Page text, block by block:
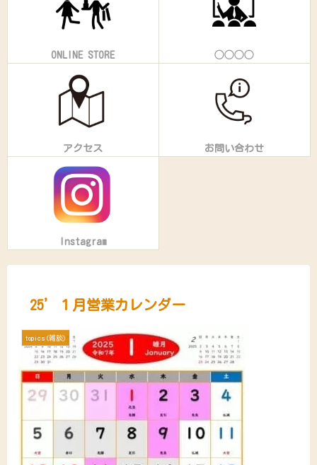
ONLINE STORE ◯◯◯◯
アクセス お問い合わせ
Instagram
25’１月営業カレンダー
topics(雑談)